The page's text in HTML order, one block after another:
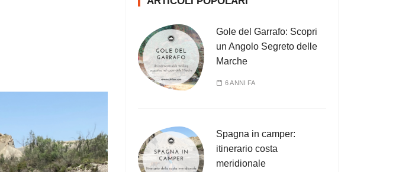
Gole del Garrafo: Scopri
un Angolo Segreto delle
Marche
6 ANNI FA
Spagna in camper:
itinerario costa
meridionale